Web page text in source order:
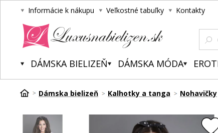
Informácie k nákupu Veľkostné tabuľky Kontakty
DÁMSKA BIELIZEŇ DÁMSKA MÓDA
Dámska bielizeň Kalhotky a tanga Nohavičky